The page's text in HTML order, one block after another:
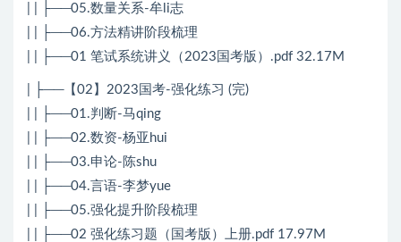
| | ├──05.数量关系-牟li志
| | ├──06.方法精讲阶段梳理
| | ├──01 笔试系统讲义（2023国考版）.pdf 32.17M
| ├──【02】2023国考-强化练习 (完)
| | ├──01.判断-马qing
| | ├──02.数资-杨亚hui
| | ├──03.申论-陈shu
| | ├──04.言语-李梦yue
| | ├──05.强化提升阶段梳理
| | ├──02 强化练习题（国考版）上册.pdf 17.97M